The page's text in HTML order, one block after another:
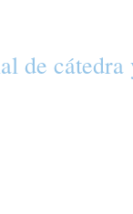
de cátedra